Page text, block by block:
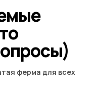
ферма для всех